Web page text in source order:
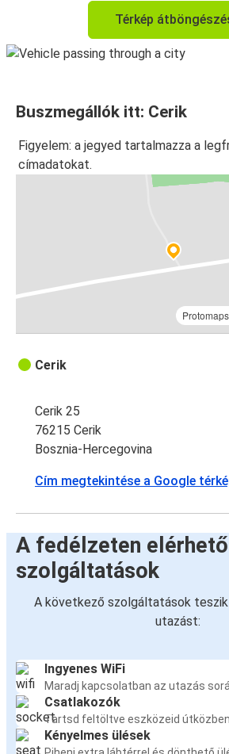
Térkép
Buszmegállók itt: Cerik
Figyelem: a jegyed tartalmazza a
címadatokat.
Protomaps
Cerik
Cerik 25
76215 Cerik
Bosznia-Hercegovina
Cím megtekintése a Google
A fedélzeten elérhető
szolgáltatások
A következő szolgáltatások
utazást:
Ingyenes WiFi
Maradj kapcsolatban az utazás
Csatlakozók
Tartsd feltöltve eszközeid útközben
Kényelmes ülések